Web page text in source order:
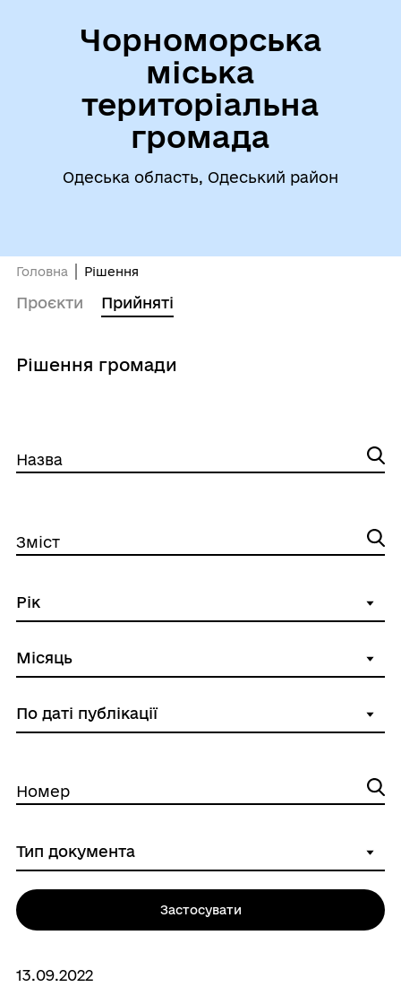
Чорноморська
міська
територіальна
громада
Одеська область, Одеський район
Головна Рішення
Проєкти Прийняті
Рішення громади
13.09.2022
Назва
Зміст
Номер
Застосувати